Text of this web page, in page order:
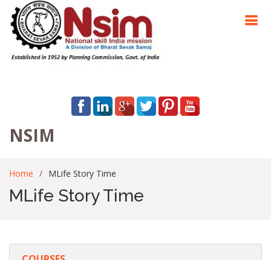
NSIM
Home MLife Story Time
MLife Story Time